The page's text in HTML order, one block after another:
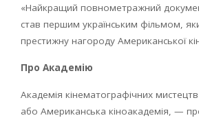
«Найкращий повнометражний
став першим українським фільмом,
престижну нагороду Американської
Про Академію
Академія кінематографічних мистецтв
або Американська кіноакадемія, —